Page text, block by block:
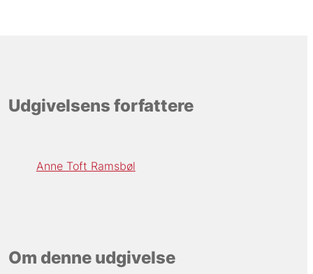
Udgivelsens forfattere
Anne Toft Ramsbøl
Om denne udgivelse